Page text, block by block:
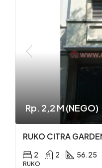
jadwalkan survei!
Rp. 2,2 M (NEGO)
RUKO CITRA
2 2 56.25
RUKO